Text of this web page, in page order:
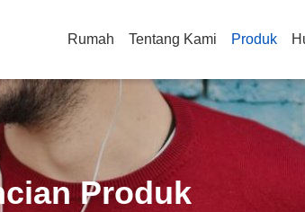
Rumah Tentang Kami Produk
Produk